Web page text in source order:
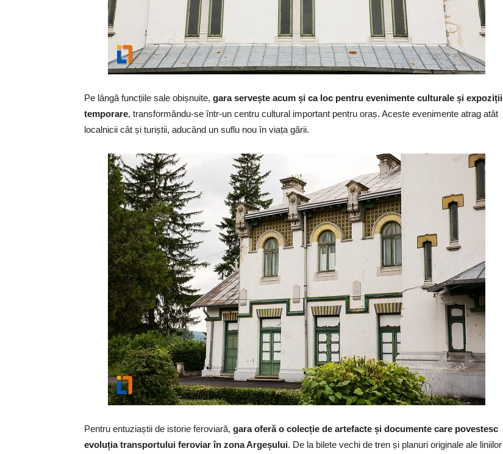
Pe lângă funcțiile sale obișnuite, gara servește acum și ca loc pentru evenimente culturale și expoziții
temporare, transformându-se într-un centru cultural important pentru oraș. Aceste evenimente atrag atât
localnicii cât și turiștii, aducând un suflu nou în viața gării.
Pentru entuziaștii de istorie feroviară, gara oferă o colecție de artefacte și documente care povestesc
evoluția transportului feroviar în zona Argeșului. De la bilete vechi de tren și planuri originale ale liniilor